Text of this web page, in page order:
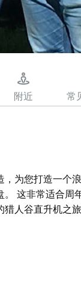
附近 常
，为您打造一个
。 这非常适合周
人谷直升机之旅